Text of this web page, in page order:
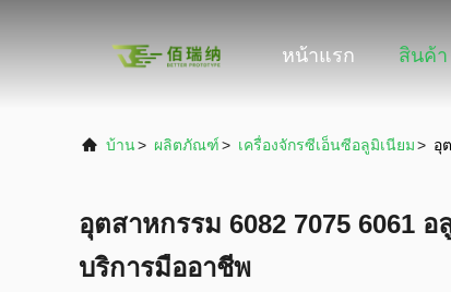
หน้าแรก สินค้า
บ้าน> ผลิตภัณฑ์> เครื่องจักรซีเอ็นซีอลูมิเนียม> อุ
อุตสาหกรรม 6082 7075 6061
บริการมืออาชีพ